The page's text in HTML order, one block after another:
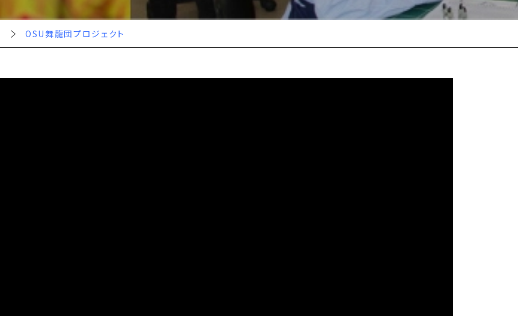
OSU舞龍団プロジェクト